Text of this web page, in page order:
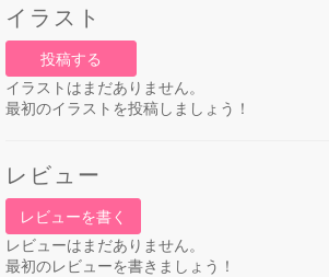
イラスト
投稿する
イラストはまだありません。
最初のイラストを投稿しましょう！
レビュー
レビューを書く
レビューはまだありません。
最初のレビューを書きましょう！